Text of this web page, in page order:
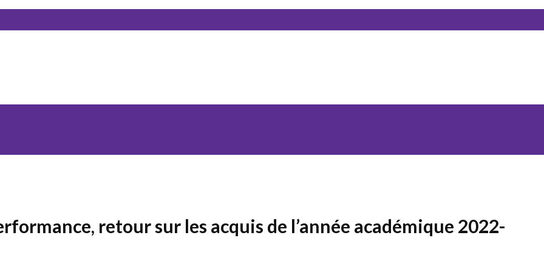
retour sur les acquis de l’année académique 2022-